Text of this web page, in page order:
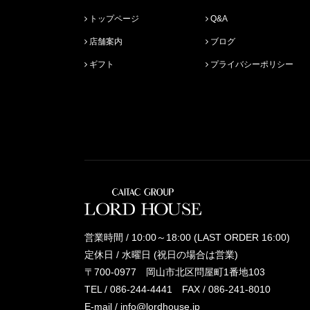
トップページ
店舗案内
ギフト
Q&A
ブログ
プライバシーポリシー
営業時間 / 10:00～18:00 (LAST ORDER 16:00)
定休日 / 水曜日 (祝日の場合は営業)
〒700-0977 岡山市北区問屋町1番地103
TEL / 086-244-4441
FAX / 086-241-8010
E-mail / info@lordhouse.jp